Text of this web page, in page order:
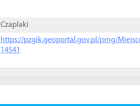
Czaplaki
https://pzgik.geoportal.gov.pl/prng/
14541